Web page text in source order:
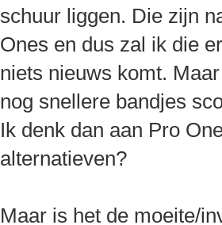
schuur liggen. Die zijn
Ones en dus zal ik die
niets nieuws komt.
nog snellere bandjes
Ik denk dan aan Pro
alternatieven?
Maar is het de moeite/